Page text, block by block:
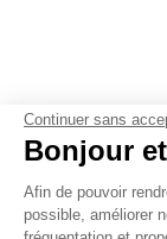
Continuer sans
Bonjour
Afin de pouvoir
possible, améliorer